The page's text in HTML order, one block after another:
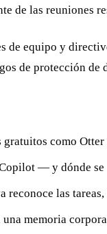
de las reuniones
de equipo y
de protección
como
— y dónde
reconoce las
memoria